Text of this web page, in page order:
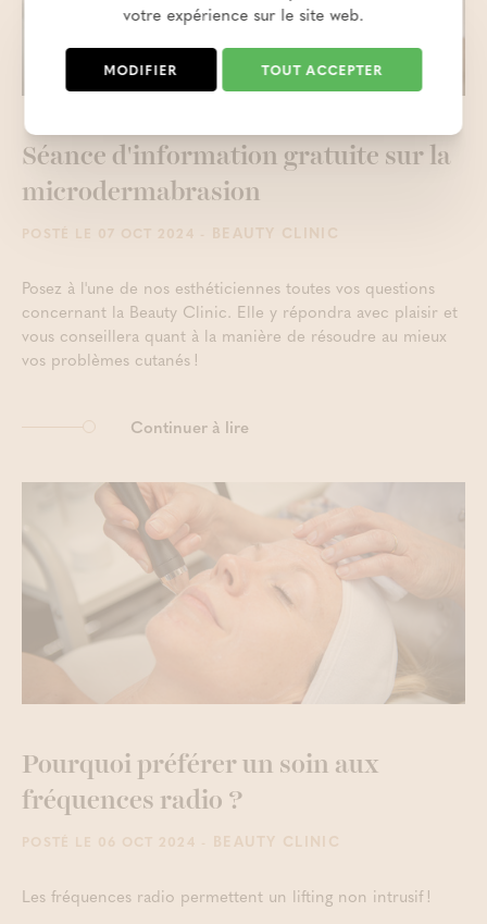
Séance d'information gratuite sur la
microdermabrasion
POSTÉ LE 07 OCT 2024 - BEAUTY CLINIC
Posez à l'une de nos esthéticiennes toutes vos questions
concernant la Beauty Clinic. Elle y répondra avec plaisir et
vous conseillera quant à la manière de résoudre au mieux
vos problèmes cutanés !
Continuer à lire
Pourquoi préférer un soin aux
fréquences radio ?
POSTÉ LE 06 OCT 2024 - BEAUTY CLINIC
Les fréquences radio permettent un lifting non intrusif !
votre expérience sur le site web.
MODIFIER TOUT ACCEPTER